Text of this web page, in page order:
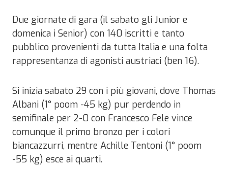
Due giornate di gara (il sabato gli Junior e
domenica i Senior) con 140 iscritti e tanto
pubblico provenienti da tutta Italia e una folta
rappresentanza di agonisti austriaci (ben 16).
Si inizia sabato 29 con i più giovani, dove Thomas
Albani (1° poom -45 kg) pur perdendo in
semifinale per 2-0 con Francesco Fele vince
comunque il primo bronzo per i colori
biancazzurri, mentre Achille Tentoni (1° poom
-55 kg) esce ai quarti.